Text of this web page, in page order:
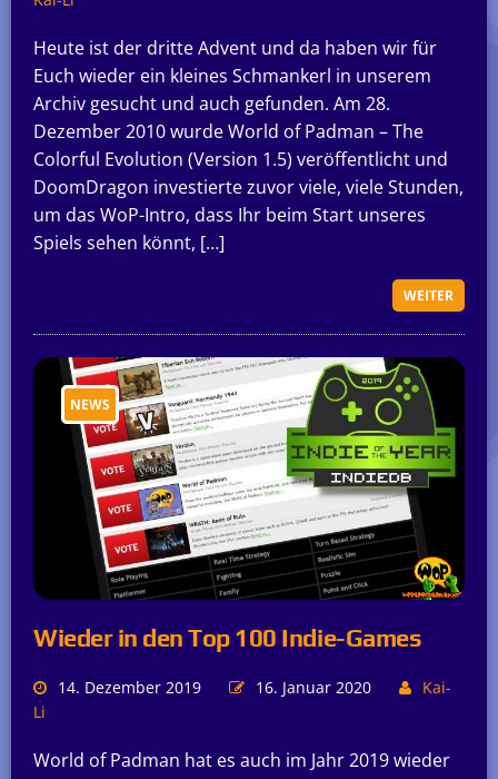
Heute ist der dritte Advent und da haben wir für
Euch wieder ein kleines Schmankerl in unserem
Archiv gesucht und auch gefunden. Am 28.
Dezember 2010 wurde World of Padman – The
Colorful Evolution (Version 1.5) veröffentlicht und
DoomDragon investierte zuvor viele, viele Stunden,
um das WoP-Intro, dass Ihr beim Start unseres
Spiels sehen könnt, […]
WEITER
NEWS
Wieder in den Top 100 Indie-Games
14. Dezember 2019 16. Januar 2020
Kai-
Li
World of Padman hat es auch im Jahr 2019 wieder